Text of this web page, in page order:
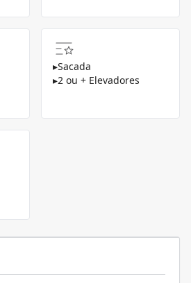
▸Sacada
▸2 ou + Elevadores